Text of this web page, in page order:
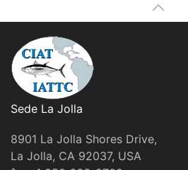
Sede La Jolla
8901 La Jolla Shores Drive,
La Jolla, CA 92037, USA